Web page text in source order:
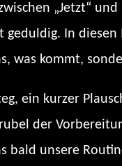
„Jetzt“
geduldig. In
was kommt,
ein kurzer
der
bald unsere